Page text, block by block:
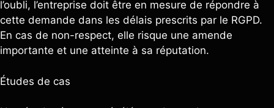
l’oubli, l’entreprise doit être en mesure de répondre à
cette demande dans les délais prescrits par le RGPD.
En cas de non-respect, elle risque une amende
importante et une atteinte à sa réputation.
Études de cas